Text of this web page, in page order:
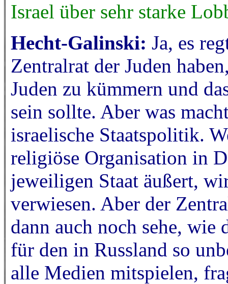
Israel über sehr starke
Hecht-Galinski: Ja, es
Zentralrat der Juden
Juden zu kümmern und
sein sollte. Aber was
israelische Staatspolitik.
religiöse Organisation in
jeweiligen Staat äußert,
verwiesen. Aber der
dann auch noch sehe, wie
für den in Russland so
alle Medien mitspielen,